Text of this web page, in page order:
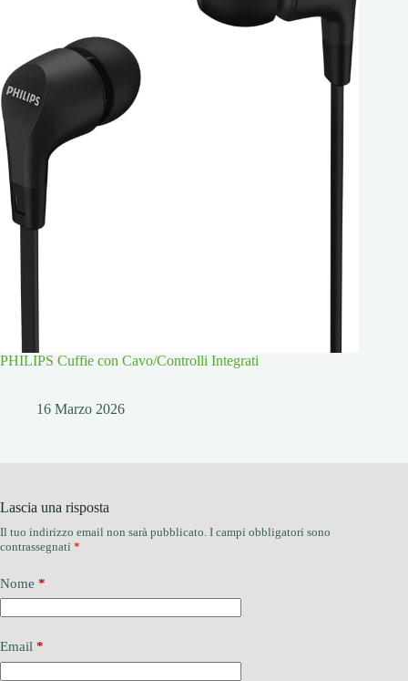
PHILIPS Cuffie con Cavo/Controlli Integrati
16 Marzo 2026
Lascia una risposta
Il tuo indirizzo email non sarà pubblicato. I campi obbligatori sono
contrassegnati *
Nome *
Email *